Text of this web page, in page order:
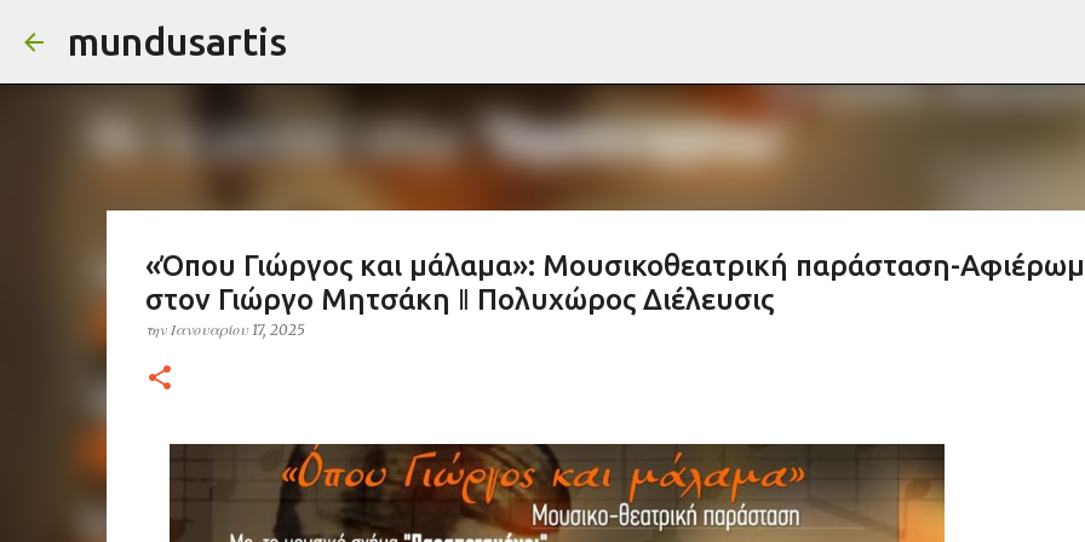
mundusartis
«Όπου Γιώργος και μάλαμα»: Μουσικοθεατρική παράσταση-
στον Γιώργο Μητσάκη ‖ Πολυχώρος Διέλευσις
την Ιανουαρίου 17, 2025